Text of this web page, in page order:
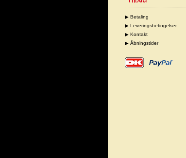
▶ Betaling
▶ Leveringsbetingelser
▶ Kontakt
▶ Åbningstider